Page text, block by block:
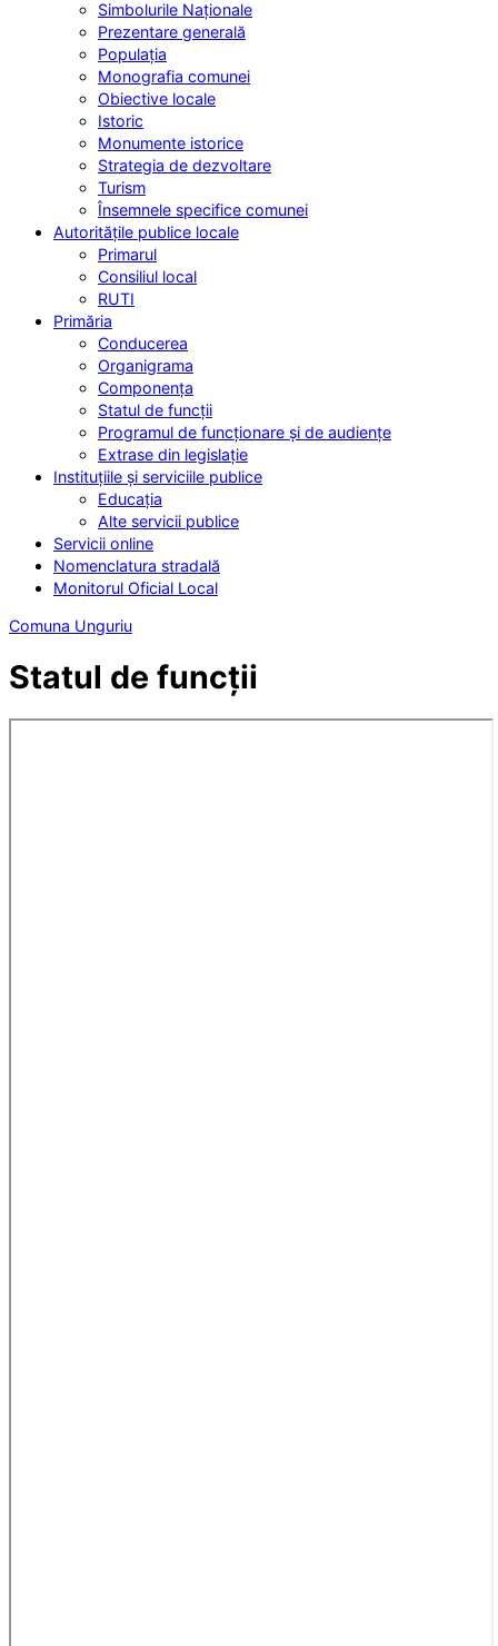
Simbolurile Naționale
Prezentare generală
Populația
Monografia comunei
Obiective locale
Istoric
Monumente istorice
Strategia de dezvoltare
Turism
Însemnele specifice comunei
Autoritățile publice locale
Primarul
Consiliul local
RUTI
Primăria
Conducerea
Organigrama
Componența
Statul de funcții
Programul de funcționare și de audiențe
Extrase din legislație
Instituțiile și serviciile publice
Educația
Alte servicii publice
Servicii online
Nomenclatura stradală
Monitorul Oficial Local
Comuna Unguriu
Statul de funcții